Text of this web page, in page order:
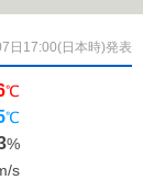
日17:00(日本時)発表
℃
℃
%
s